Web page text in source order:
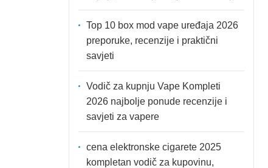
Top 10 box mod vape uređaja 2026
preporuke, recenzije i praktični
savjeti
Vodič za kupnju Vape Kompleti
2026 najbolje ponude recenzije i
savjeti za vapere
cena elektronske cigarete 2025
kompletan vodič za kupovinu,